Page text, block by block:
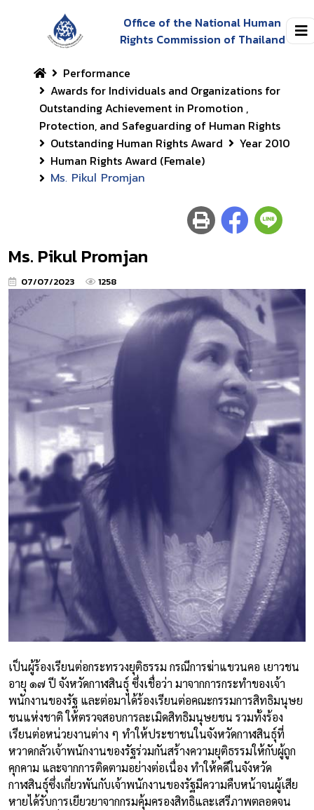
Office of the National Human
Rights Commission of Thailand
Performance
Awards for Individuals and Organizations for
Outstanding Achievement in Promotion ,
Protection, and Safeguarding of Human Rights
Outstanding Human Rights Award
Year 2010
Human Rights Award (Female)
Ms. Pikul Promjan
Ms. Pikul Promjan
07/07/2023 1258
เป็นผู้ร้องเรียนต่อกระทรวงยุติธรรม กรณีการฆ่าแขวนคอ เยาวชน
อายุ ๑๗ ปี จังหวัดกาฬสินธุ์ ซึ่งเชื่อว่า มาจากการกระทำของเจ้า
พนักงานของรัฐ และต่อมาได้ร้องเรียนต่อคณะกรรมการสิทธิมนุษย
ชนแห่งชาติ ให้ตรวจสอบการละเมิดสิทธิมนุษยชน รวมทั้งร้อง
เรียนต่อหน่วยงานต่าง ๆ ทำให้ประชาชนในจังหวัดกาฬสินธุ์ที่
หวาดกลัวเจ้าพนักงานของรัฐร่วมกันสร้างความยุติธรรมให้กับผู้ถูก
คุกคาม และจากการติดตามอย่างต่อเนื่อง ทำให้คดีในจังหวัด
กาฬสินธุ์ซึ่งเกี่ยวพันกับเจ้าพนักงานของรัฐมีความคืบหน้าจนผู้เสีย
หายได้รับการเยียวยาจากกรมคุ้มครองสิทธิและเสรีภาพตลอดจน